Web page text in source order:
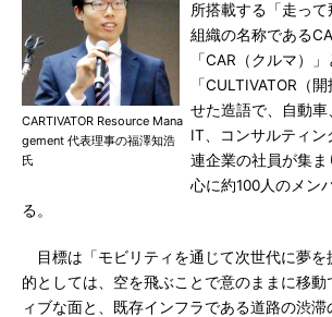
CARTIVATOR Resource Mana
gement 代表理事の福澤知浩
氏
所搭載する「走って
組織の名称である
「CAR（クルマ）」
「CULTIVATOR（
せた造語で、自動車
IT、コンサルティ
連企業の社員が集
心に約100人のメン
る。
目標は「モビリティを通じて次世代に夢を
的としては、空を飛ぶことで意のままに移動
ィブな面と、既存インフラである道路の渋滞